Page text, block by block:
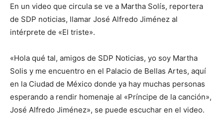
En un video que circula se ve a Martha Solís, reportera
de SDP noticias, llamar José Alfredo Jiménez al
intérprete de «El triste».
«Hola qué tal, amigos de SDP Noticias, yo soy Martha
Solis y me encuentro en el Palacio de Bellas Artes, aquí
en la Ciudad de México donde ya hay muchas personas
esperando a rendir homenaje al «Príncipe de la canción»,
José Alfredo Jiménez», se puede escuchar en el video.